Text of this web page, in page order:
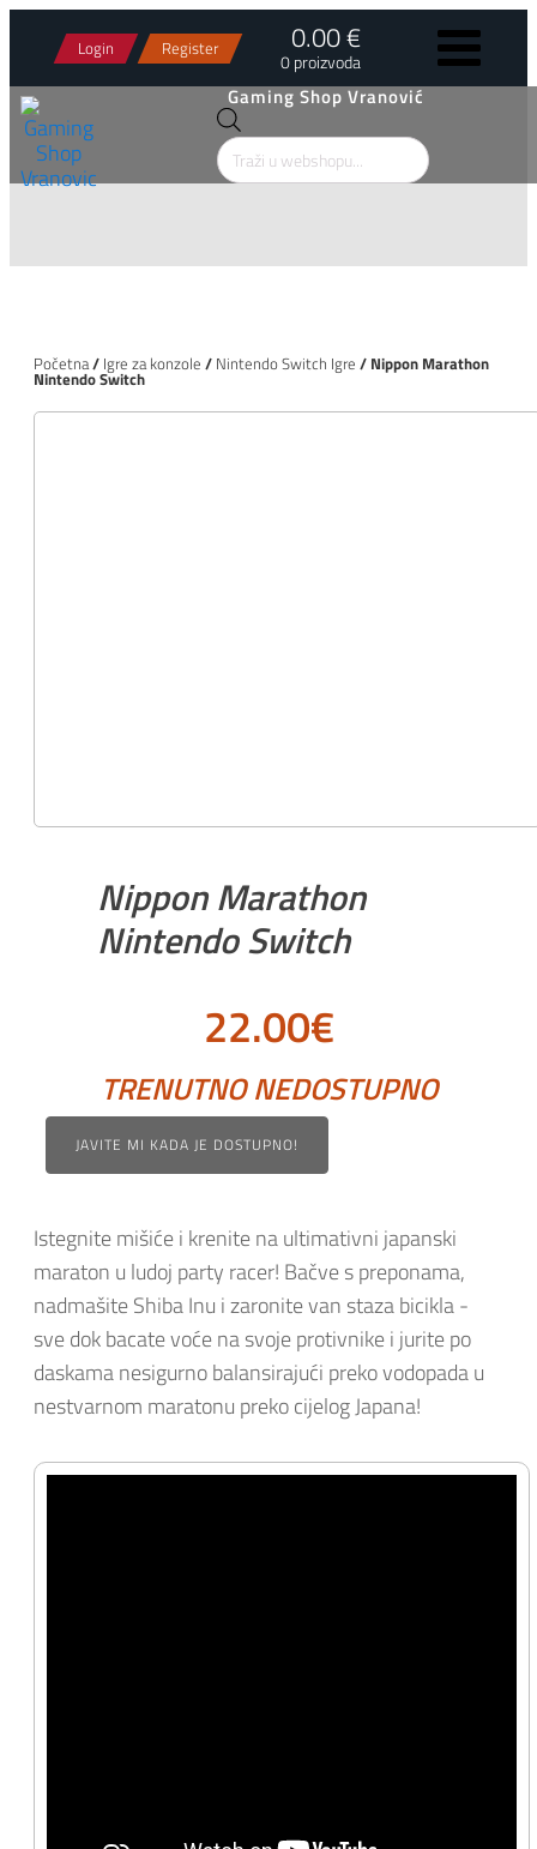
Login Register 0.00 €
0 proizvoda
Gaming Shop Vranović
Products
search
Početna/ Igre za konzole / Nintendo Switch Igre / Nippon Marathon
Nintendo Switch
Nippon Marathon
Nintendo Switch
22.00€
TRENUTNO NEDOSTUPNO
JAVITE MI KADA JE DOSTUPNO!
Istegnite mišiće i krenite na ultimativni japanski
maraton u ludoj party racer! Bačve s preponama,
nadmašite Shiba Inu i zaronite van staza bicikla -
sve dok bacate voće na svoje protivnike i jurite po
daskama nesigurno balansirajući preko vodopada u
nestvarnom maratonu preko cijelog Japana!